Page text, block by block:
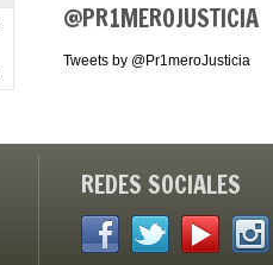
@PR1MEROJUSTICIA
Tweets by @Pr1meroJusticia
REDES SOCIALES